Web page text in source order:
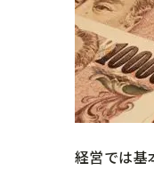
経営では基